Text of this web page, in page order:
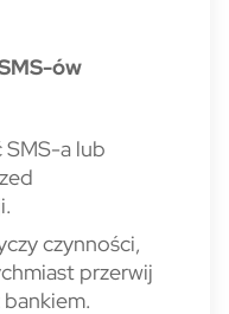
ów
SMS-a lub
czynności,
przerwij